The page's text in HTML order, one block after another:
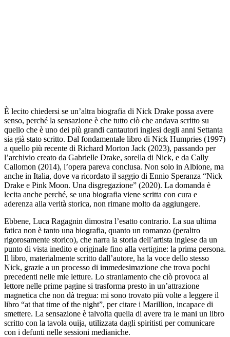
È lecito chiedersi se un’altra biografia di Nick Drake possa avere
senso, perché la sensazione è che tutto ciò che andava scritto su
quello che è uno dei più grandi cantautori inglesi degli anni Settanta
sia già stato scritto. Dal fondamentale libro di Nick Humpries (1997)
a quello più recente di Richard Morton Jack (2023), passando per
l’archivio creato da Gabrielle Drake, sorella di Nick, e da Cally
Callomon (2014), l’opera pareva conclusa. Non solo in Albione, ma
anche in Italia, dove va ricordato il saggio di Ennio Speranza “Nick
Drake e Pink Moon. Una disgregazione” (2020). La domanda è
lecita anche perché, se una biografia viene scritta con cura e
aderenza alla verità storica, non rimane molto da aggiungere.
Ebbene, Luca Ragagnin dimostra l’esatto contrario. La sua ultima
fatica non è tanto una biografia, quanto un romanzo (peraltro
rigorosamente storico), che narra la storia dell’artista inglese da un
punto di vista inedito e originale fino alla vertigine: la prima persona.
Il libro, materialmente scritto dall’autore, ha la voce dello stesso
Nick, grazie a un processo di immedesimazione che trova pochi
precedenti nelle mie letture. Lo straniamento che ciò provoca al
lettore nelle prime pagine si trasforma presto in un’attrazione
magnetica che non dà tregua: mi sono trovato più volte a leggere il
libro “at that time of the night”, per citare i Marillion, incapace di
smettere. La sensazione è talvolta quella di avere tra le mani un libro
scritto con la tavola ouija, utilizzata dagli spiritisti per comunicare
con i defunti nelle sessioni medianiche.